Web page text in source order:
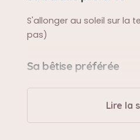
S'allonger au soleil sur la
pas)
Sa bêtise préférée
faire ses griffes sur les
Son caractère
Lire la